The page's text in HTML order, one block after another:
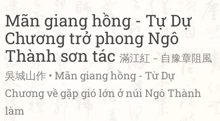
Mãn giang hồng - Tự Dự
Chương trở phong Ngô
Thành sơn tác 滿江紅－自豫章阻風
吳城山作 • Mãn giang hồng - Từ Dự
Chương về gặp gió lớn ở núi Ngô Thành
làm